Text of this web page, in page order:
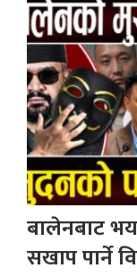
बालेनबाट
सखाप पार्ने